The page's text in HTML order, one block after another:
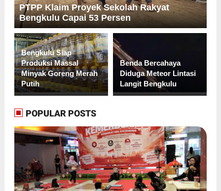
PTPP Klaim Proyek Sekolah Rakyat
Bengkulu Capai 53 Persen
Bengkulu Siap
Produksi Massal
Minyak Goreng Merah
Putih
Benda Bercahaya
Diduga Meteor Lintasi
Langit Bengkulu
POPULAR POSTS